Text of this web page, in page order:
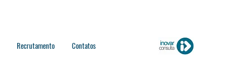
Recrutamento Contatos